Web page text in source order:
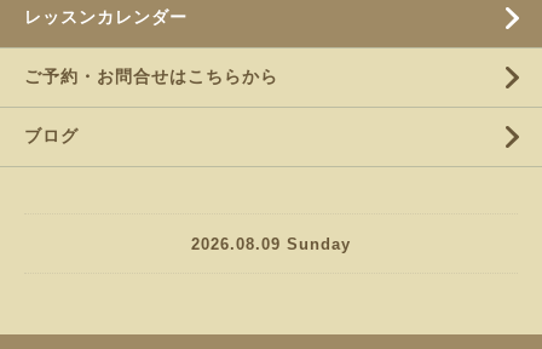
レッスンカレンダー
ご予約・お問合せはこちらから
ブログ
2026.08.09 Sunday